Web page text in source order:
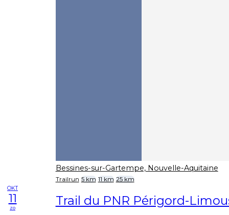
Bessines-sur-Gartempe, Nouvelle-Aquitaine
Trailrun 5 km 11 km 25 km
OKT
11
zo Trail du PNR Périgord-